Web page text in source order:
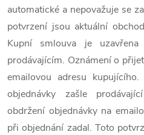
automatické a nepovažuje se
potvrzení jsou aktuální
Kupní smlouva je
prodávajícím. Oznámení o
emailovou adresu
objednávky zašle
obdržení objednávky na
při objednání zadal. Toto